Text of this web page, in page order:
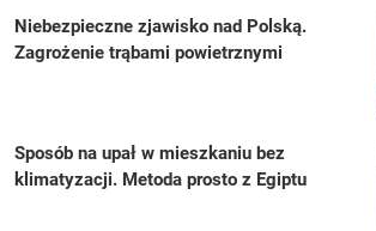
Niebezpieczne zjawisko nad Polską.
Zagrożenie trąbami powietrznymi
Sposób na upał w mieszkaniu bez
klimatyzacji. Metoda prosto z Egiptu